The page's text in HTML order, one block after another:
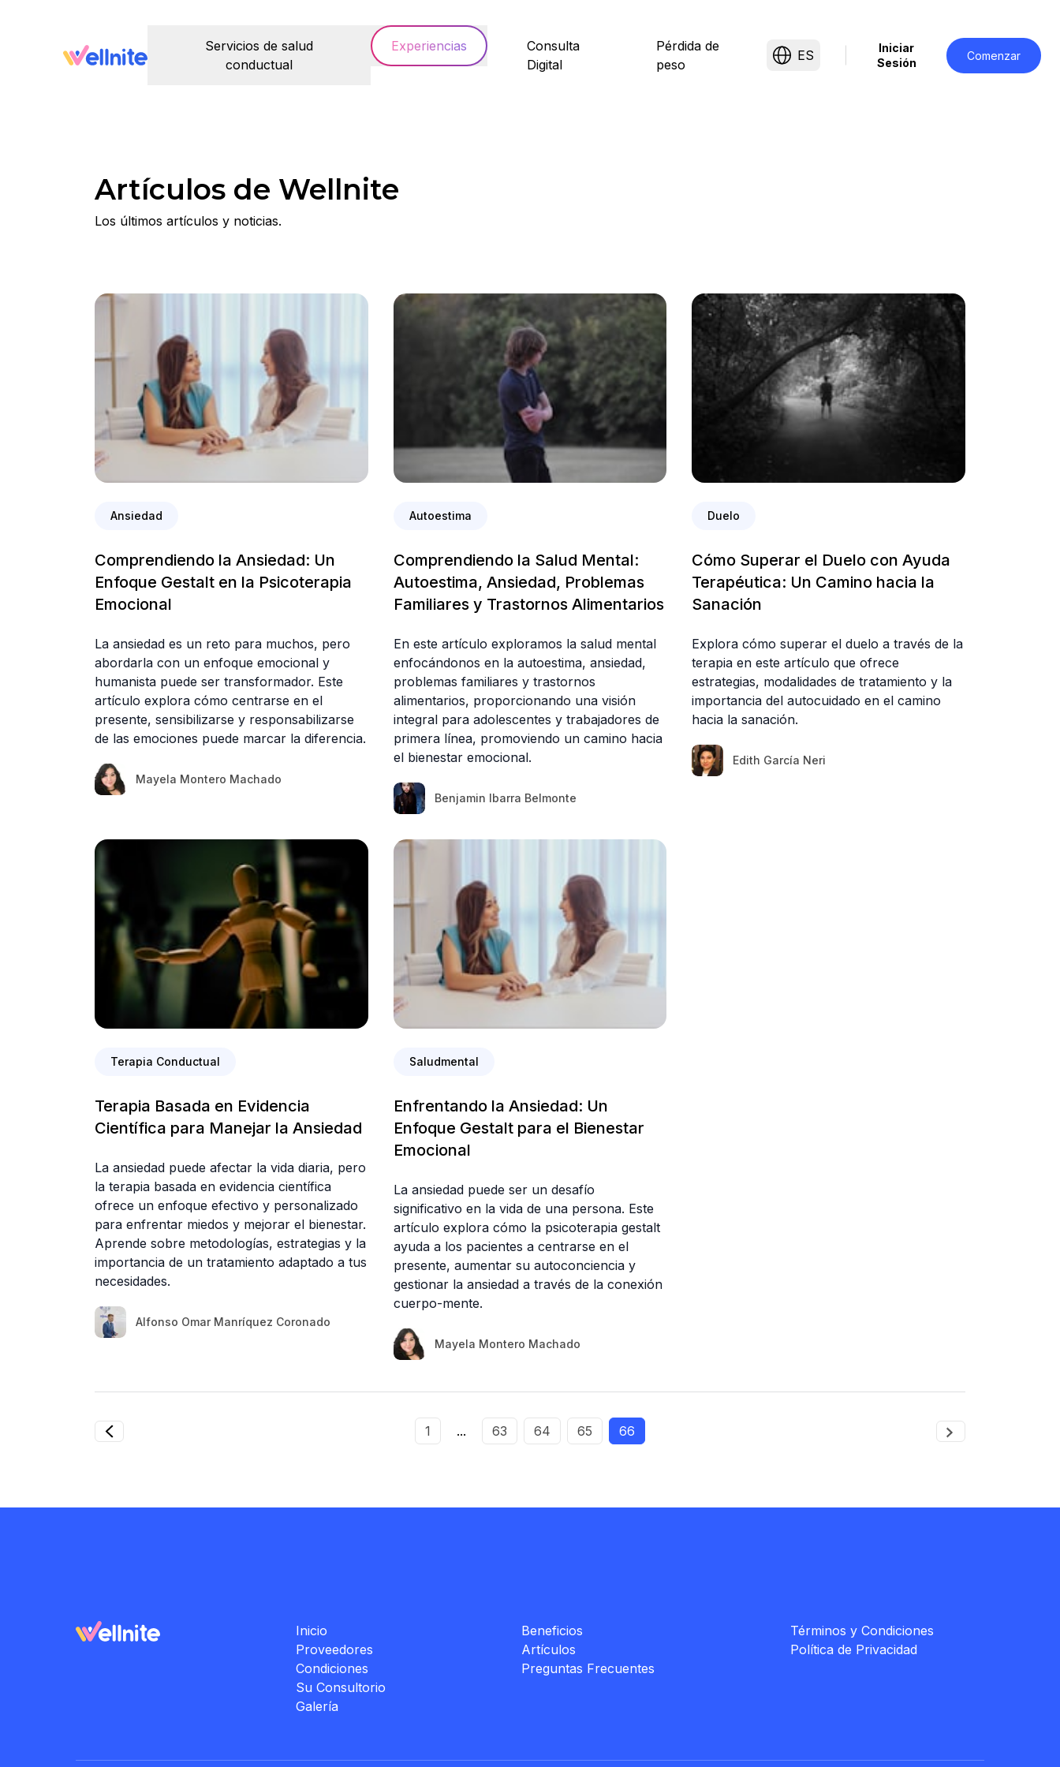
Servicios de salud
conductual
Experiencias
Consulta
Digital
Pérdida de
peso
ES
Iniciar
Sesión
Comenzar
Artículos de Wellnite
Los últimos artículos y noticias.
Ansiedad
Comprendiendo la Ansiedad: Un
Enfoque Gestalt en la Psicoterapia
Emocional
La ansiedad es un reto para muchos, pero
abordarla con un enfoque emocional y
humanista puede ser transformador. Este
artículo explora cómo centrarse en el
presente, sensibilizarse y responsabilizarse
de las emociones puede marcar la diferencia.
Mayela Montero Machado
Autoestima
Comprendiendo la Salud Mental:
Autoestima, Ansiedad, Problemas
Familiares y Trastornos Alimentarios
En este artículo exploramos la salud mental
enfocándonos en la autoestima, ansiedad,
problemas familiares y trastornos
alimentarios, proporcionando una visión
integral para adolescentes y trabajadores de
primera línea, promoviendo un camino hacia
el bienestar emocional.
Benjamin Ibarra Belmonte
Duelo
Cómo Superar el Duelo con Ayuda
Terapéutica: Un Camino hacia la
Sanación
Explora cómo superar el duelo a través de la
terapia en este artículo que ofrece
estrategias, modalidades de tratamiento y la
importancia del autocuidado en el camino
hacia la sanación.
Edith García Neri
Terapia Conductual
Terapia Basada en Evidencia
Científica para Manejar la Ansiedad
La ansiedad puede afectar la vida diaria, pero
la terapia basada en evidencia científica
ofrece un enfoque efectivo y personalizado
para enfrentar miedos y mejorar el bienestar.
Aprende sobre metodologías, estrategias y la
importancia de un tratamiento adaptado a tus
necesidades.
Alfonso Omar Manríquez Coronado
Saludmental
Enfrentando la Ansiedad: Un
Enfoque Gestalt para el Bienestar
Emocional
La ansiedad puede ser un desafío
significativo en la vida de una persona. Este
artículo explora cómo la psicoterapia gestalt
ayuda a los pacientes a centrarse en el
presente, aumentar su autoconciencia y
gestionar la ansiedad a través de la conexión
cuerpo-mente.
Mayela Montero Machado
1 ... 63 64 65 66
Inicio
Proveedores
Condiciones
Su Consultorio
Galería
Beneficios
Artículos
Preguntas Frecuentes
Términos y Condiciones
Política de Privacidad